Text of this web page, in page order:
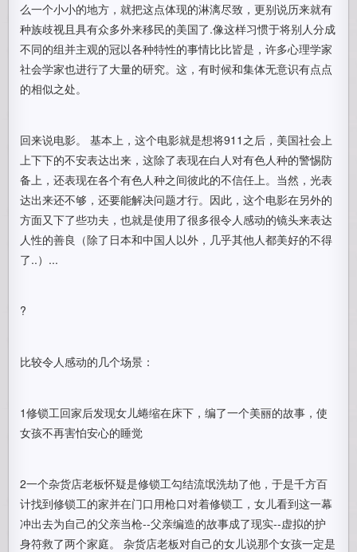
么一个小小的地方，就把这点体现的淋漓尽致，更别说历来就有
种族歧视且具有众多外来移民的美国了.像这样习惯于将别人分成
不同的组并主观的冠以各种特性的事情比比皆是，许多心理学家
社会学家也进行了大量的研究。这，有时候和集体无意识有点点
的相似之处。
回来说电影。 基本上，这个电影就是想将911之后，美国社会上
上下下的不安表达出来，这除了表现在白人对有色人种的警惕防
备上，还表现在各个有色人种之间彼此的不信任上。当然，光表
达出来还不够，还要能解决问题才行。因此，这个电影在另外的
方面又下了些功夫，也就是使用了很多很令人感动的镜头来表达
人性的善良（除了日本和中国人以外，几乎其他人都美好的不得
了..）...
?
比较令人感动的几个场景：
1修锁工回家后发现女儿蜷缩在床下，编了一个美丽的故事，使
女孩不再害怕安心的睡觉
2一个杂货店老板怀疑是修锁工勾结流氓洗劫了他，于是千方百
计找到修锁工的家并在门口用枪口对着修锁工，女儿看到这一幕
冲出去为自己的父亲当枪--父亲编造的故事成了现实--虚拟的护
身符救了两个家庭。 杂货店老板对自己的女儿说那个女孩一定是